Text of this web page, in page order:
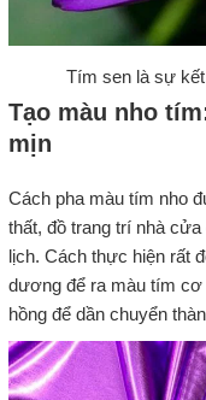
Tím sen là sự
Tạo màu nho
mịn
Cách pha màu tím nho
thất, đồ trang trí nhà
lịch. Cách thực hiện rất
dương để ra màu tím cơ
hồng để dần chuyển